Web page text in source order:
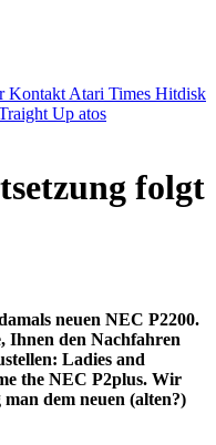
Kontakt Atari Times Hitdisk
Up atos
folgt
neuen NEC P2200.
Ihnen den Nachfahren
Ladies and
the NEC P2plus. Wir
dem neuen (alten?)